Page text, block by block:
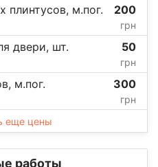
плинтусов, м.пог. 200
грн
двери, шт. 50
грн
м.пог. 300
грн
еще цены
работы